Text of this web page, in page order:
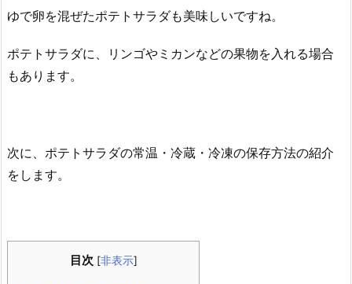
ゆで卵を混ぜたポテトサラダも美味しいですね。
ポテトサラダに、リンゴやミカンなどの果物を入れる場合
もあります。
次に、ポテトサラダの常温・冷蔵・冷凍の保存方法の紹介
をします。
目次 [非表示]